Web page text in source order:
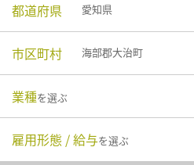
都道府県 愛知県
市区町村 海部郡大治町
業種を選ぶ
雇用形態 / 給与を選ぶ